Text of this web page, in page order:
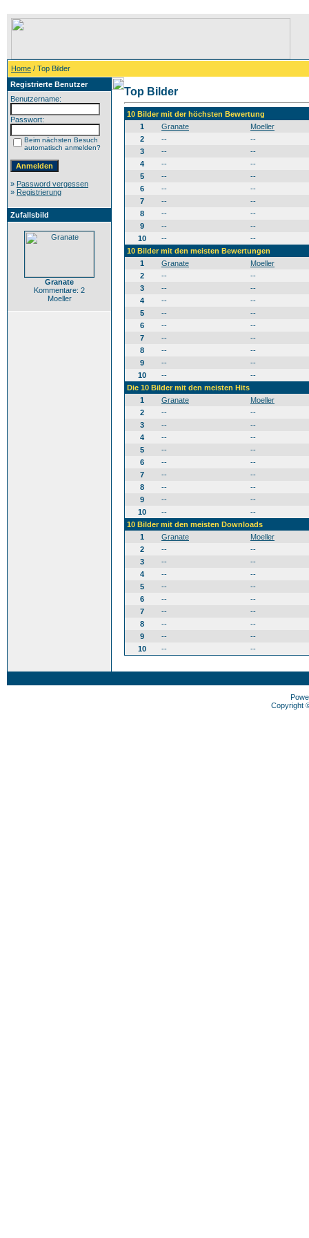
Home / Top Bilder
Registrierte Benutzer
Benutzername:
Passwort:
Beim nächsten Besuch
automatisch anmelden?
» Password vergessen
» Registrierung
Zufallsbild
Granate
Kommentare: 2
Moeller
Top Bilder
10 Bilder mit der höchsten Bewertung
1
Granate
Moeller
2
--
--
3
--
--
4
--
--
5
--
--
6
--
--
7
--
--
8
--
--
9
--
--
10
--
--
10 Bilder mit den meisten Bewertungen
1
Granate
Moeller
2
--
--
3
--
--
4
--
--
5
--
--
6
--
--
7
--
--
8
--
--
9
--
--
10
--
--
Die 10 Bilder mit den meisten Hits
1
Granate
Moeller
2
--
--
3
--
--
4
--
--
5
--
--
6
--
--
7
--
--
8
--
--
9
--
--
10
--
--
10 Bilder mit den meisten Downloads
1
Granate
Moeller
2
--
--
3
--
--
4
--
--
5
--
--
6
--
--
7
--
--
8
--
--
9
--
--
10
-- --
Copyright